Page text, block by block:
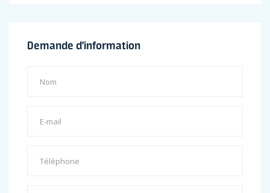
Demande d'information